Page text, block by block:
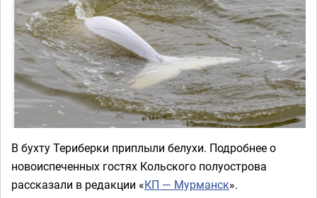
В бухту Териберки приплыли белухи. Подробнее о
новоиспеченных гостях Кольского полуострова
рассказали в редакции «КП — Мурманск».